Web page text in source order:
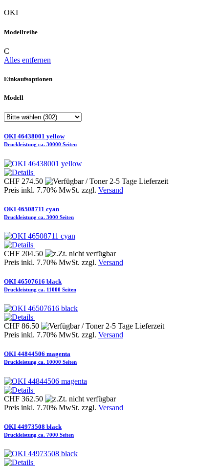
OKI
Modellreihe
C
Alles entfernen
Einkaufsoptionen
Modell
OKI 46438001 yellow
Druckleistung ca. 30000 Seiten
CHF 274.50
Preis inkl. 7.70% MwSt. zzgl. Versand
OKI 46508711 cyan
Druckleistung ca. 3000 Seiten
CHF 204.50
Preis inkl. 7.70% MwSt. zzgl. Versand
OKI 46507616 black
Druckleistung ca. 11000 Seiten
CHF 86.50
Preis inkl. 7.70% MwSt. zzgl. Versand
OKI 44844506 magenta
Druckleistung ca. 10000 Seiten
CHF 362.50
Preis inkl. 7.70% MwSt. zzgl. Versand
OKI 44973508 black
Druckleistung ca. 7000 Seiten